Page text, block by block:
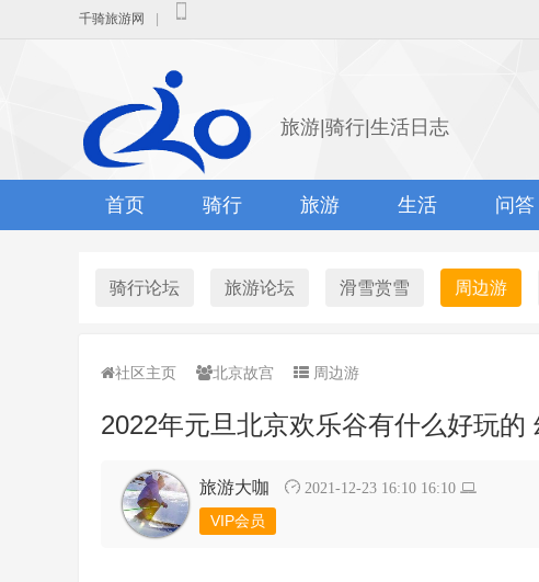
千骑旅游网
旅游|骑行|生活日志
首页 骑行 旅游 生活 问答
骑行论坛 旅游论坛 滑雪赏雪 周边游
社区主页 北京故宫 周边游
2022年元旦北京欢乐谷有什么好玩的
旅游大咖 2021-12-23 16:10 16:10
VIP会员